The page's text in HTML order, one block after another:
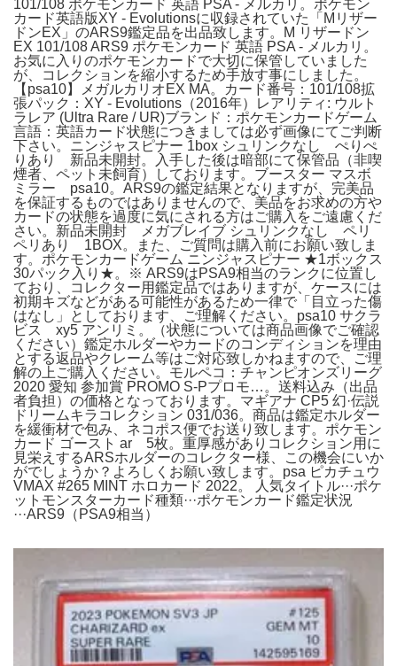
101/108 ポケモンカード 英語 PSA - メルカリ。ポケモン
カード英語版XY - Evolutionsに収録されていた「Mリザー
ドンEX」のARS9鑑定品を出品致します。M リザードン
EX 101/108 ARS9 ポケモンカード 英語 PSA - メルカリ。
お気に入りのポケモンカードで大切に保管していました
が、コレクションを縮小するため手放す事にしました。
【psa10】メガルカリオEX MA。カード番号：101/108拡
張パック：XY - Evolutions（2016年）レアリティ: ウルト
ラレア (Ultra Rare / UR)ブランド：ポケモンカードゲーム
言語：英語カード状態につきましては必ず画像にてご判断
下さい。ニンジャスピナー 1box シュリンクなし ぺりぺ
りあり 新品未開封。入手した後は暗部にて保管品（非喫
煙者、ペット未飼育）しております。ブースター マスボ
ミラー psa10。ARS9の鑑定結果となりますが、完美品
を保証するものではありませんので、美品をお求めの方や
カードの状態を過度に気にされる方はご購入をご遠慮くだ
さい。新品未開封 メガブレイブ シュリンクなし ペリ
ペリあり 1BOX。また、ご質問は購入前にお願い致しま
す。ポケモンカードゲーム ニンジャスピナー ★1ボックス
30パック入り★。※ ARS9はPSA9相当のランクに位置し
ており、コレクター用鑑定品ではありますが、ケースには
初期キズなどがある可能性があるため一律で「目立った傷
はなし」としております、ご理解ください。psa10 サクラ
ビス xy5 アンリミ。（状態については商品画像でご確認
ください）鑑定ホルダーやカードのコンディションを理由
とする返品やクレーム等はご対応致しかねますので、ご理
解の上ご購入ください。モルペコ：チャンピオンズリーグ
2020 愛知 参加賞 PROMO S-Pプロモ…。送料込み（出品
者負担）の価格となっております。マギアナ CP5 幻·伝説
ドリームキラコレクション 031/036。商品は鑑定ホルダー
を緩衝材で包み、ネコポス便でお送り致します。ポケモン
カード ゴースト ar 5枚。重厚感がありコレクション用に
見栄えするARSホルダーのコレクター様、この機会にいか
がでしょうか？よろしくお願い致します。psa ピカチュウ
VMAX #265 MINT ホロカード 2022。 人気タイトル···ポケ
ットモンスターカード種類···ポケモンカード鑑定状況
···ARS9（PSA9相当）